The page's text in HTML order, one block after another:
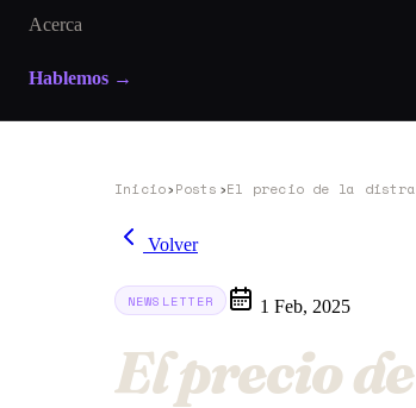
Acerca
Hablemos →
Inicio›Posts ›
Volver
NEWSLETTER 1 Feb, 2025
El precio